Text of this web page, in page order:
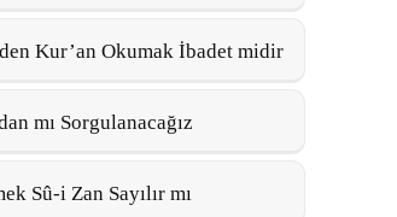
Kur’an Okumak İbadet midir
mı Sorgulanacağız
Sû-i Zan Sayılır mı